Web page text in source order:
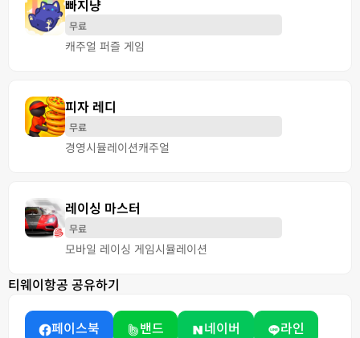
빠지냥
무료
캐주얼 퍼즐 게임
피자 레디
무료
경영시뮬레이션캐주얼
레이싱 마스터
무료
모바일 레이싱 게임시뮬레이션
티웨이항공 공유하기
페이스북 밴드 네이버
라인